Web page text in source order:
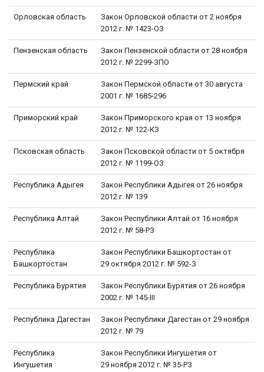
Орловская область
Закон Орловской области от 2 ноября
2012 г. № 1423-ОЗ
Пензенская область
Закон Пензенской области от 28 ноября
2012 г. № 2299-ЗПО
Пермский край
Закон Пермской области от 30 августа
2001 г. № 1685-296
Приморский край
Закон Приморского края от 13 ноября
2012 г. № 122-КЗ
Псковская область
Закон Псковской области от 5 октября
2012 г. № 1199-ОЗ
Республика Адыгея
Закон Республики Адыгея от 26 ноября
2012 г. № 139
Республика Алтай
Закон Республики Алтай от 16 ноября
2012 г. № 58-РЗ
Республика
Башкортостан
Закон Республики Башкортостан от
29 октября 2012 г. № 592-З
Республика Бурятия
Закон Республики Бурятия от 26 ноября
2002 г. № 145-III
Республика Дагестан
Закон Республики Дагестан от 29 ноября
2012 г. № 79
Республика
Ингушетия
Закон Республики Ингушетия от
29 ноября 2012 г. № 35-РЗ